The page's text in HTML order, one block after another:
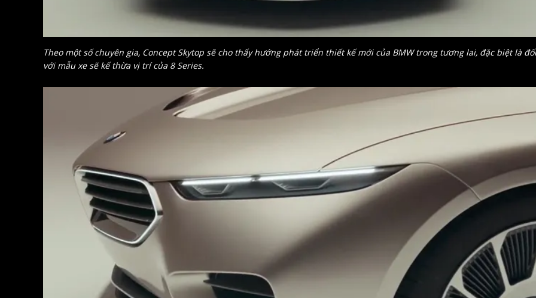
Theo một số chuyên gia, Concept Skytop sẽ cho thấy hướng phát triển thiết kế mới của BMW trong tương lai, đặc biệt là đối
với mẫu xe sẽ kế thừa vị trí của 8 Series.